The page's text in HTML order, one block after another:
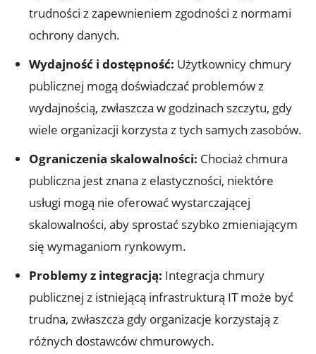
trudności z zapewnieniem zgodności z normami
ochrony danych.
Wydajność i‌ dostępność: Użytkownicy chmury
‌publicznej mogą doświadczać problemów z
wydajnością,​ zwłaszcza w godzinach⁣ szczytu, gdy⁣
wiele organizacji korzysta z tych samych zasobów.
Ograniczenia⁢ skalowalności: Chociaż chmura
⁤publiczna⁤ jest znana z elastyczności, niektóre
usługi mogą nie oferować wystarczającej
⁣skalowalności, aby sprostać‌ szybko zmieniającym
się wymaganiom rynkowym.
Problemy z integracją: Integracja chmury
publicznej z istniejącą infrastrukturą IT może ‌być
trudna, zwłaszcza gdy organizacje korzystają z⁤
różnych dostawców chmurowych.